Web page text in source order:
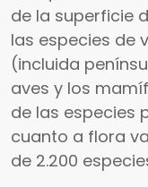
de la superficie
las especies de
(incluida
aves y los
de las especies
cuanto a flora
de 2.200